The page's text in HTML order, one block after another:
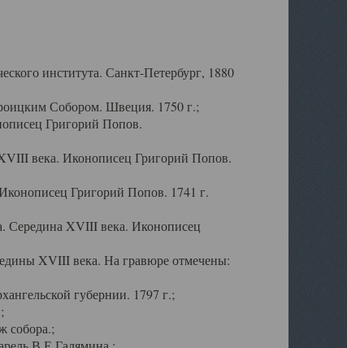
института. Санкт-Петербург, 1880
Собором. Швеция. 1750 г.;
Григорий Попов.
века. Иконописец Григорий Попов.
Григорий Попов. 1741 г.
Середина XVIII века. Иконописец
XVIII века. На гравюре отмечены:
губернии. 1797 г.;
собора.;